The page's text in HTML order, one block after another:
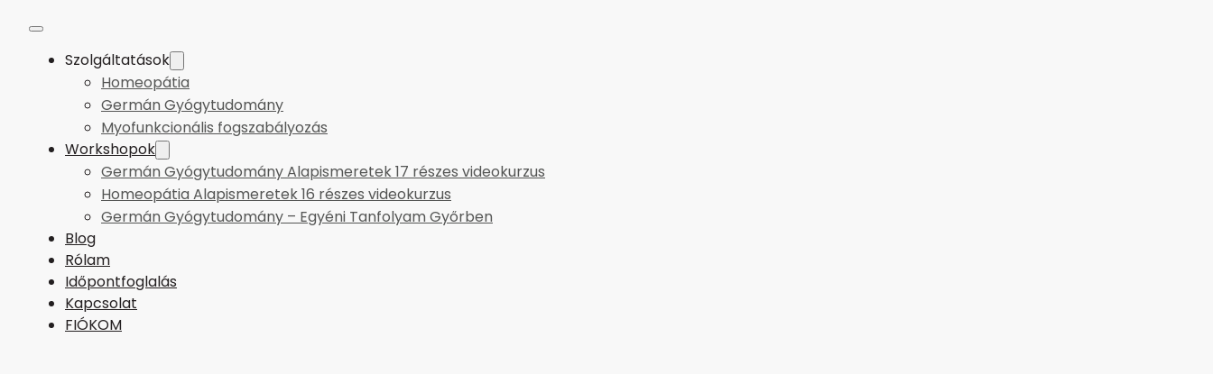
Szolgáltatások
Homeopátia
Germán Gyógytudomány
Myofunkcionális fogszabályozás
Workshopok
Germán Gyógytudomány Alapismeretek 17 részes videokurzus
Homeopátia Alapismeretek 16 részes videokurzus
Germán Gyógytudomány – Egyéni Tanfolyam Győrben
Blog
Rólam
Időpontfoglalás
Kapcsolat
FIÓKOM